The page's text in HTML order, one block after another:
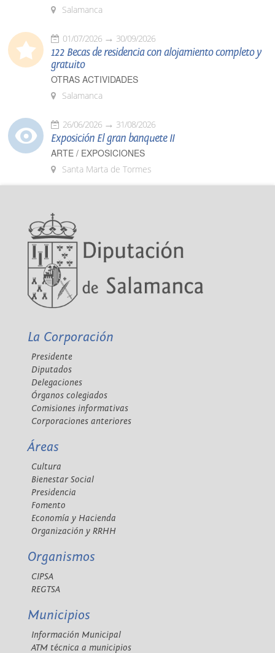
Salamanca
01/07/2026 30/09/2026
122 Becas de residencia con alojamiento completo y
gratuito
OTRAS ACTIVIDADES
Salamanca
26/06/2026 31/08/2026
Exposición El gran banquete II
ARTE / EXPOSICIONES
Santa Marta de Tormes
La Corporación
Presidente
Diputados
Delegaciones
Órganos colegiados
Comisiones informativas
Corporaciones anteriores
Áreas
Cultura
Bienestar Social
Presidencia
Fomento
Economía y Hacienda
Organización y RRHH
Organismos
CIPSA
REGTSA
Municipios
Información Municipal
ATM técnica a municipios